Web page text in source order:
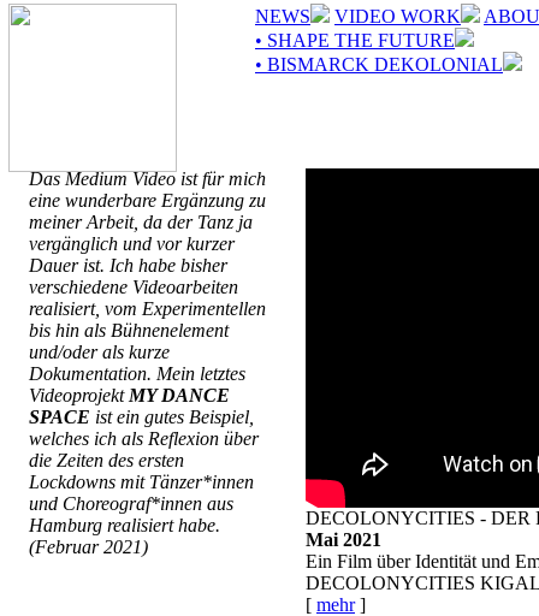
NEWS VIDEO WORK
• SHAPE THE FUTURE
• BISMARCK DEKOLONIAL
Das Medium Video ist für mich
eine wunderbare Ergänzung zu
meiner Arbeit, da der Tanz ja
vergänglich und vor kurzer
Dauer ist. Ich habe bisher
verschiedene Videoarbeiten
realisiert, vom Experimentellen
bis hin als Bühnenelement
und/oder als kurze
Dokumentation. Mein letztes
Videoprojekt MY DANCE
SPACE ist ein gutes Beispiel,
welches ich als Reflexion über
die Zeiten des ersten
Lockdowns mit Tänzer*innen
und Choreograf*innen aus
Hamburg realisiert habe.
(Februar 2021)
DECOLONYCITIES - DER
Mai 2021
Ein Film über Identität und
DECOLONYCITIES
[ mehr]